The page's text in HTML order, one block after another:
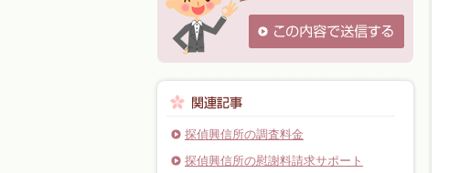
探偵興信所の調査料金
探偵興信所の慰謝料請求サポート